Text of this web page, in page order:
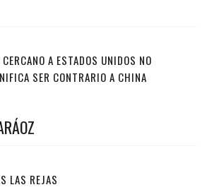
CERCANO A ESTADOS UNIDOS NO
SER CONTRARIO A CHINA
LAS REJAS